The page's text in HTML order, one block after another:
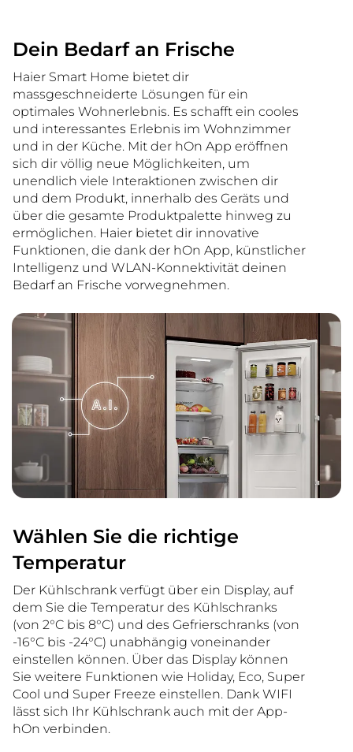
Dein Bedarf an Frische
Haier Smart Home bietet dir
massgeschneiderte Lösungen für ein
optimales Wohnerlebnis. Es schafft ein cooles
und interessantes Erlebnis im Wohnzimmer
und in der Küche. Mit der hOn App eröffnen
sich dir völlig neue Möglichkeiten, um
unendlich viele Interaktionen zwischen dir
und dem Produkt, innerhalb des Geräts und
über die gesamte Produktpalette hinweg zu
ermöglichen. Haier bietet dir innovative
Funktionen, die dank der hOn App, künstlicher
Intelligenz und WLAN-Konnektivität deinen
Bedarf an Frische vorwegnehmen.
Wählen Sie die richtige
Temperatur
Der Kühlschrank verfügt über ein Display, auf
dem Sie die Temperatur des Kühlschranks
(von 2°C bis 8°C) und des Gefrierschranks (von
-16°C bis -24°C) unabhängig voneinander
einstellen können. Über das Display können
Sie weitere Funktionen wie Holiday, Eco, Super
Cool und Super Freeze einstellen. Dank WIFI
lässt sich Ihr Kühlschrank auch mit der App-
hOn verbinden.